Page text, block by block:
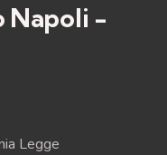
Napoli -
Legge